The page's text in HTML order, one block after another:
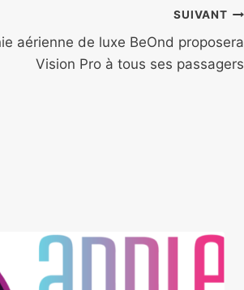
SUIVANT
aérienne de luxe BeOnd proposera
Vision Pro à tous ses passagers